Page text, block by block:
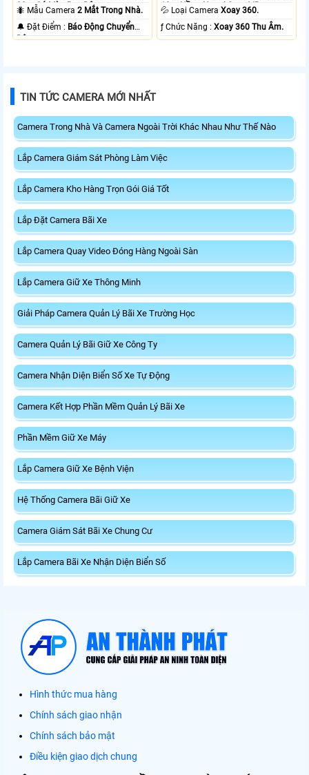
20m Có Màu Ban Ðêm.
🐜 Mẫu Camera2 Mắt Trong Nhà.
️🔔 Đặt Điểm : Báo Động Chuyển
Động.
10m Hồng Ngoại Smart IR.
💦 Loại CameraXoay 360.
️ƒ Chức Năng :Xoay 360 Thu Âm.
TIN TỨC CAMERA MỚI NHẤT
Camera Trong Nhà Và Camera Ngoài Trời Khác Nhau Như Thế Nào
Lắp Camera Giám Sát Phòng Làm Việc
Lắp Camera Kho Hàng Trọn Gói Giá Tốt
Lắp Đặt Camera Bãi Xe
Lắp Camera Quay Video Đóng Hàng Ngoài Sàn
Lắp Camera Giữ Xe Thông Minh
Giải Pháp Camera Quản Lý Bãi Xe Trường Học
Camera Quản Lý Bãi Giữ Xe Công Ty
Camera Nhận Diện Biển Số Xe Tự Động
Camera Kết Hợp Phần Mềm Quản Lý Bãi Xe
Phần Mềm Giữ Xe Máy
Lắp Camera Giữ Xe Bệnh Viện
Hệ Thống Camera Bãi Giữ Xe
Camera Giám Sát Bãi Xe Chung Cư
Lắp Camera Bãi Xe Nhận Diện Biển Số
Hình thức mua hàng
Chính sách giao nhận
Chính sách bảo mật
Điều kiện giao dịch chung